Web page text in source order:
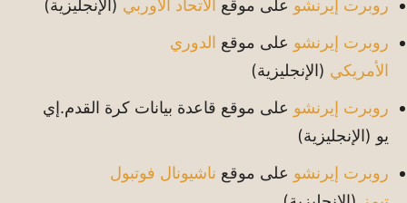
روبرت إيرنشو على موقع الاتحاد الأوربي (الإنجليزية)
روبرت إيرنشو على موقع الدوري
الأمريكي (الإنجليزية)
روبرت إيرنشو على موقع قاعدة بيانات كرة القدم.إي
يو (الإنجليزية)
روبرت إيرنشو على موقع ناشيونال فوتبول